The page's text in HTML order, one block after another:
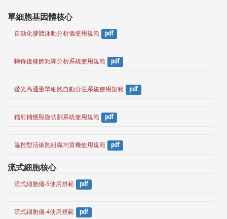
單細胞基因體核心
自動化膠體泳動分析儀使用規範 pdf
轉錄後修飾矩陣分析系統使用規範 pdf
螢光高通量單細胞自動分注系統使用規範 pdf
鐳射捕獲顯微切割系統使用規範 pdf
溫控型活細胞組織均質機使用規範 pdf
流式細胞核心
流式細胞儀-5使用規範 pdf
流式細胞儀-4使用規範 pdf